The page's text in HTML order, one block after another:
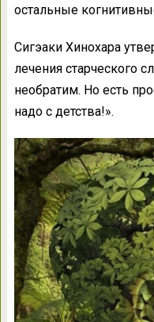
остальные
Сигэаки Хинохара
лечения старческого
необратим. Но есть
надо с детства!».